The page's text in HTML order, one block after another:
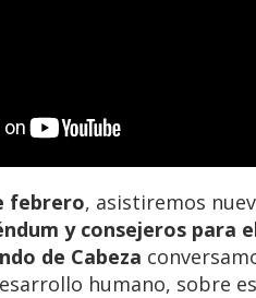
febrero, asistiremos
y consejeros para el
de Cabeza
humano, sobre